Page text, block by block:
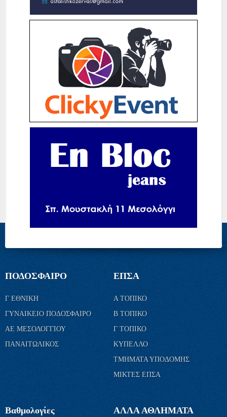
ΠΟΔΟΣΦΑΙΡΟ
Γ ΕΘΝΙΚΗ
ΓΥΝΑΙΚΕΙΟ ΠΟΔΟΣΦΑΙΡΟ
ΑΕ ΜΕΣΟΛΟΓΓΙΟΥ
ΠΑΝΑΙΤΩΛΙΚΟΣ
ΕΠΣΑ
Α ΤΟΠΙΚΟ
Β ΤΟΠΙΚΟ
Γ ΤΟΠΙΚΟ
ΚΥΠΕΛΛΟ
ΤΜΗΜΑΤΑ ΥΠΟΔΟΜΗΣ
ΜΙΚΤΕΣ ΕΠΣΑ
Βαθμολογίες ΑΛΛΑ ΑΘΛΗΜΑΤΑ